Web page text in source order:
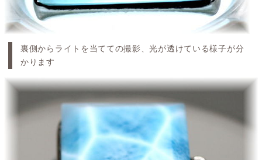
裏側からライトを当てての撮影、光が透けている様子が分
かります